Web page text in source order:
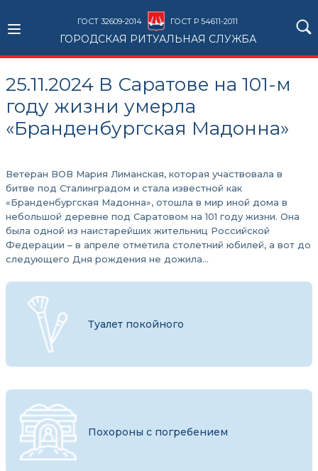
ГОСТ 32609-2014 ГОСТ Р 54611-2011
ГОРОДСКАЯ РИТУАЛЬНАЯ СЛУЖБА
25.11.2024 В Саратове на 101-м
году жизни умерла
«Бранденбургская Мадонна»
Ветеран ВОВ Мария Лиманская, которая участвовала в
битве под Сталинградом и стала известной как
«Бранденбургская Мадонна», отошла в мир иной дома в
небольшой деревне под Саратовом на 101 году жизни. Она
была одной из наистарейших жительниц Российской
Федерации – в апреле отметила столетний юбилей, а вот до
следующего Дня рождения не дожила…
Туалет покойного
Похороны с погребением